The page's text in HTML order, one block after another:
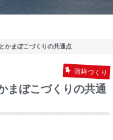
かまぼこづくりの共通点
蒲鉾づくり
まぼこづくりの共通